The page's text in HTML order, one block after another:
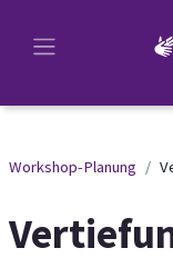
Workshop-Planung